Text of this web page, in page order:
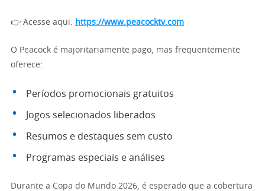
👉 Acesse aqui: https://www.peacocktv.com
O Peacock é majoritariamente pago, mas frequentemente
oferece:
Períodos promocionais gratuitos
Jogos selecionados liberados
Resumos e destaques sem custo
Programas especiais e análises
Durante a Copa do Mundo 2026, é esperado que a cobertura